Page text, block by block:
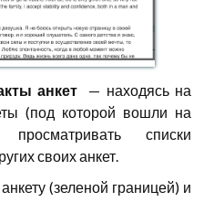
анкет — находясь на
(под которой вошли на
списки
своих анкет.
(зеленой границей) и